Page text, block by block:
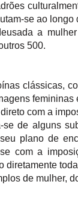
se ao longo
a
500.
clássicas,
com a
se de alguns
plano de
se com a
diretamente
de mulher,